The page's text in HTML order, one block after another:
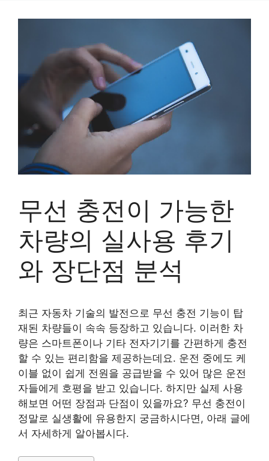
무선 충전이 가능한
차량의 실사용 후기
와 장단점 분석
최근 자동차 기술의 발전으로 무선 충전 기능이 탑
재된 차량들이 속속 등장하고 있습니다. 이러한 차
량은 스마트폰이나 기타 전자기기를 간편하게 충전
할 수 있는 편리함을 제공하는데요. 운전 중에도 케
이블 없이 쉽게 전원을 공급받을 수 있어 많은 운전
자들에게 호평을 받고 있습니다. 하지만 실제 사용
해보면 어떤 장점과 단점이 있을까요? 무선 충전이
정말로 실생활에 유용한지 궁금하시다면, 아래 글에
서 자세하게 알아봅시다.